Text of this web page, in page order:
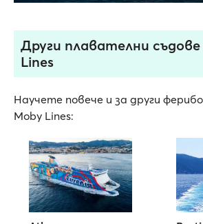
Други плавателни
Lines
Научете повече и за други
Moby Lines: